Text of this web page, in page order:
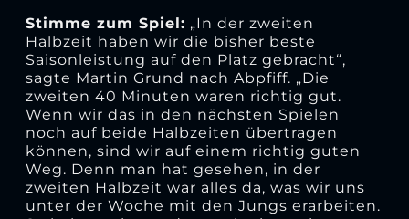
Stimme zum Spiel: „In der zweiten
Halbzeit haben wir die bisher beste
Saisonleistung auf den Platz gebracht“,
sagte Martin Grund nach Abpfiff. „Die
zweiten 40 Minuten waren richtig gut.
Wenn wir das in den nächsten Spielen
noch auf beide Halbzeiten übertragen
können, sind wir auf einem richtig guten
Weg. Denn man hat gesehen, in der
zweiten Halbzeit war alles da, was wir uns
unter der Woche mit den Jungs erarbeiten.